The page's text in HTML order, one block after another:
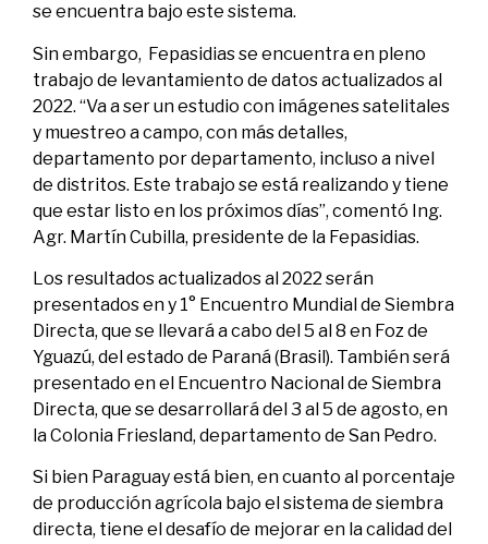
se encuentra bajo este sistema.
Sin embargo, Fepasidias se encuentra en pleno
trabajo de levantamiento de datos actualizados al
2022. “Va a ser un estudio con imágenes satelitales
y muestreo a campo, con más detalles,
departamento por departamento, incluso a nivel
de distritos. Este trabajo se está realizando y tiene
que estar listo en los próximos días”, comentó Ing.
Agr. Martín Cubilla, presidente de la Fepasidias.
Los resultados actualizados al 2022 serán
presentados en y 1° Encuentro Mundial de Siembra
Directa, que se llevará a cabo del 5 al 8 en Foz de
Yguazú, del estado de Paraná (Brasil). También será
presentado en el Encuentro Nacional de Siembra
Directa, que se desarrollará del 3 al 5 de agosto, en
la Colonia Friesland, departamento de San Pedro.
Si bien Paraguay está bien, en cuanto al porcentaje
de producción agrícola bajo el sistema de siembra
directa, tiene el desafío de mejorar en la calidad del